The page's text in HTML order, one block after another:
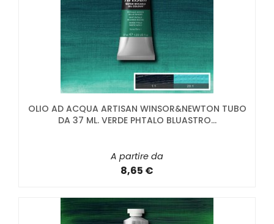
OLIO AD ACQUA ARTISAN WINSOR&NEWTON TUBO
DA 37 ML. VERDE PHTALO BLUASTRO...
A partire da
8,65 €